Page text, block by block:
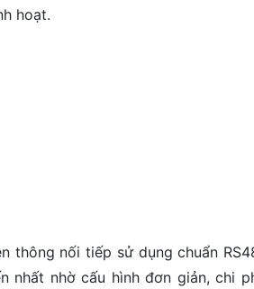
hoạt.
thông nối tiếp sử dụng chuẩn
nhất nhờ cấu hình đơn giản, chi